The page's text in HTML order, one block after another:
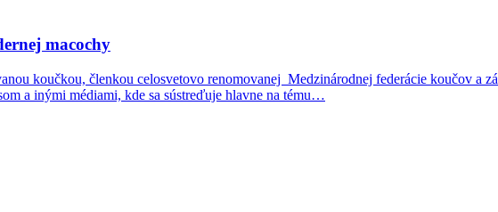
macochy
koučkou, členkou celosvetovo renomovanej Medzinárodnej federácie koučov a
a inými médiami, kde sa sústreďuje hlavne na tému…